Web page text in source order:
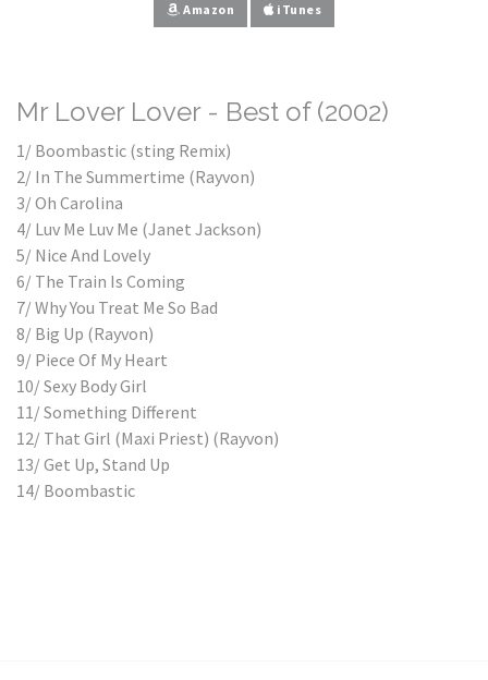
Amazon iTunes
Mr Lover Lover - Best of (2002)
1/ Boombastic (sting Remix)
2/ In The Summertime (Rayvon)
3/ Oh Carolina
4/ Luv Me Luv Me (Janet Jackson)
5/ Nice And Lovely
6/ The Train Is Coming
7/ Why You Treat Me So Bad
8/ Big Up (Rayvon)
9/ Piece Of My Heart
10/ Sexy Body Girl
11/ Something Different
12/ That Girl (Maxi Priest) (Rayvon)
13/ Get Up, Stand Up
14/ Boombastic